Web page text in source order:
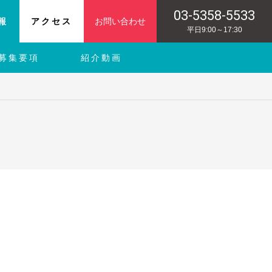
集要項 紹介動画
アクセス お問い合わせ 03-5358-5533
平日9:00～17:30